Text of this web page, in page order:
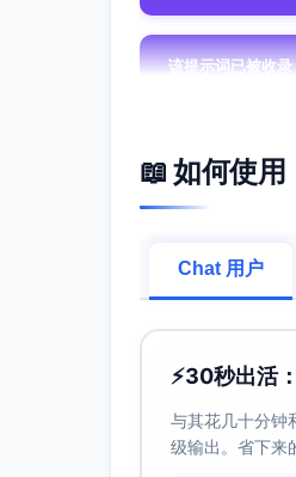
核心策略
定位与价
价值
效果逐
差异化
MQL定
显
SQL定
策略主轴
内容驱
该提示词已被收录
“市场营销
√ 立即可用 · 零学
📖 如何使用
Chat 用户
⚡30秒出活
与其花几十分钟
级输出。省下来